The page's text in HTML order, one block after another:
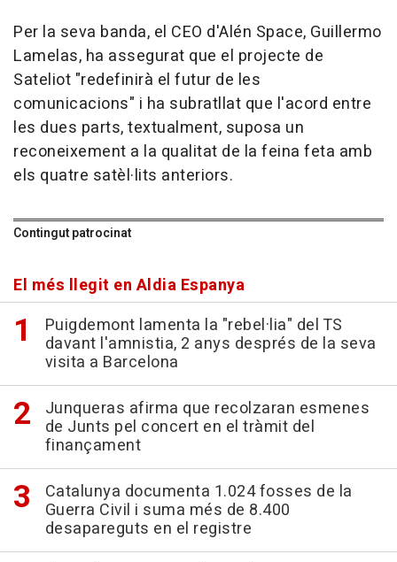
Per la seva banda, el CEO d'Alén Space, Guillermo
Lamelas, ha assegurat que el projecte de
Sateliot "redefinirà el futur de les
comunicacions" i ha subratllat que l'acord entre
les dues parts, textualment, suposa un
reconeixement a la qualitat de la feina feta amb
els quatre satèl·lits anteriors.
Contingut patrocinat
El més llegit en Aldia Espanya
Puigdemont lamenta la "rebel·lia" del TS
davant l'amnistia, 2 anys després de la seva
visita a Barcelona
Junqueras afirma que recolzaran esmenes
de Junts pel concert en el tràmit del
finançament
Catalunya documenta 1.024 fosses de la
Guerra Civil i suma més de 8.400
desapareguts en el registre